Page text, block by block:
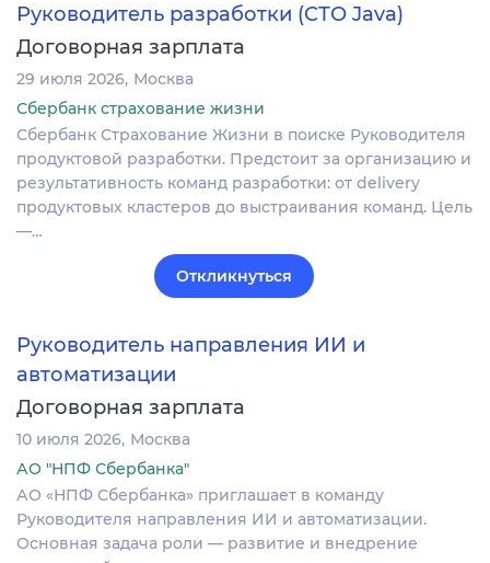
Руководитель разработки (СТО Java)
Договорная зарплата
29 июля 2026 Москва
Сбербанк страхование жизни
Сбербанк Страхование Жизни в поиске Руководителя
продуктовой разработки. Предстоит за организацию и
результативность команд разработки: от delivery
продуктовых кластеров до выстраивания команд. Цель
—…
Откликнуться
Руководитель направления ИИ и
автоматизации
Договорная зарплата
10 июля 2026 Москва
АО "НПФ Сбербанка"
АО «НПФ Сбербанка» приглашает в команду
Руководителя направления ИИ и автоматизации.
Основная задача роли — развитие и внедрение